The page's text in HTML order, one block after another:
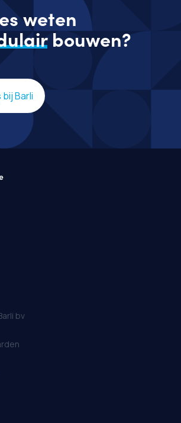
weten
bouwen?
bij Barli
bv